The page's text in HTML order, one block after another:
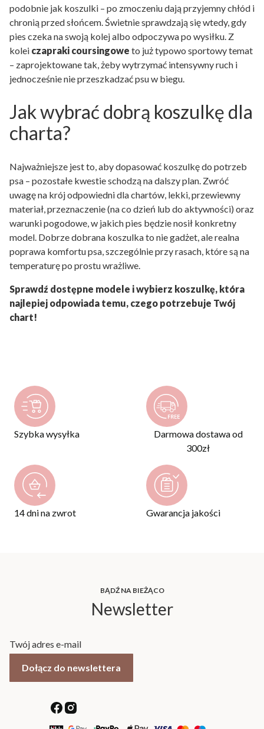
podobnie jak koszulki – po zmoczeniu dają przyjemny chłód i
chronią przed słońcem. Świetnie sprawdzają się wtedy, gdy
pies czeka na swoją kolej albo odpoczywa po wysiłku. Z
kolei czapraki coursingowe to już typowo sportowy temat
– zaprojektowane tak, żeby wytrzymać intensywny ruch i
jednocześnie nie przeszkadzać psu w biegu.
Jak wybrać dobrą koszulkę dla
charta?
Najważniejsze jest to, aby dopasować koszulkę do potrzeb
psa – pozostałe kwestie schodzą na dalszy plan. Zwróć
uwagę na krój odpowiedni dla chartów, lekki, przewiewny
materiał, przeznaczenie (na co dzień lub do aktywności) oraz
warunki pogodowe, w jakich pies będzie nosił konkretny
model. Dobrze dobrana koszulka to nie gadżet, ale realna
poprawa komfortu psa, szczególnie przy rasach, które są na
temperaturę po prostu wrażliwe.
Sprawdź dostępne modele i wybierz koszulkę, która
najlepiej odpowiada temu, czego potrzebuje Twój
chart!
Szybka wysyłka
Darmowa dostawa od
300zł
14 dni na zwrot Gwarancja jakości
BĄDŹ NA BIEŻĄCO
Newsletter
Twój adres e-mail
Dołącz do newslettera